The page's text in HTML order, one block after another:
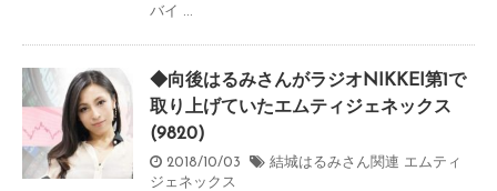
バイ ...
◆向後はるみさんがラジオNIKKEI第1で
取り上げていたエムティジェネックス
(9820)
2018/10/03 結城はるみさん関連 エムティ
ジェネックス